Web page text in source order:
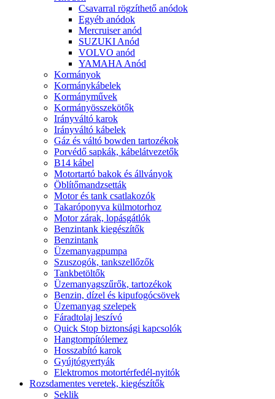
Csavarral rögzíthető anódok
Egyéb anódok
Mercruiser anód
SUZUKI Anód
VOLVO anód
YAMAHA Anód
Kormányok
Kormánykábelek
Kormányművek
Kormányösszekötők
Irányváltó karok
Irányváltó kábelek
Gáz és váltó bowden tartozékok
Porvédő sapkák, kábelátvezetők
B14 kábel
Motortartó bakok és állványok
Öblítőmandzsetták
Motor és tank csatlakozók
Takaróponyva külmotorhoz
Motor zárak, lopásgátlók
Benzintank kiegészítők
Benzintank
Üzemanyagpumpa
Szuszogók, tankszellőzők
Tankbetöltők
Üzemanyagszűrők, tartozékok
Benzin, dízel és kipufogócsövek
Üzemanyag szelepek
Fáradtolaj leszívó
Quick Stop biztonsági kapcsolók
Hangtompítólemez
Hosszabító karok
Gyújtógyertyák
Elektromos motortérfedél-nyitók
Rozsdamentes veretek, kiegészítők
Seklik